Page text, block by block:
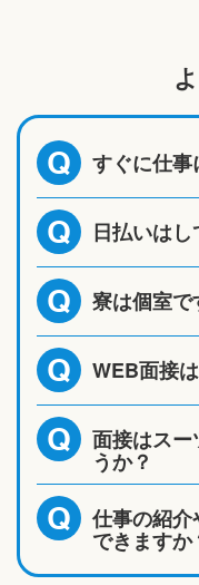
Q すぐに仕事
Q 日払いは
Q 寮は個室で
Q WEB面接
Q 面接はスー
うか？
Q 仕事の紹
できますか